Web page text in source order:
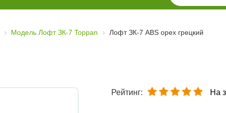
Модель Лофт ЗК-7 Toppan Лофт ЗК-7 ABS орех грецкий
Рейтинг: На